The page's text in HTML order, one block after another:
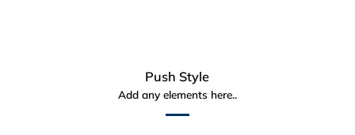
Push Style
Add any elements here..